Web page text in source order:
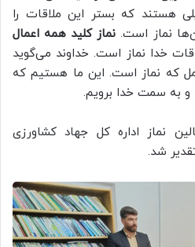
هستند که بستر این ملاقات را
نماز است. نماز کلید همه‌‍ اعمال
خدا نماز است. خداوند می‌گوید
که نماز است. این ما هستیم که
و به سمت خدا برویم.
نماز اداره کل جهاد کشاورزی
شد.